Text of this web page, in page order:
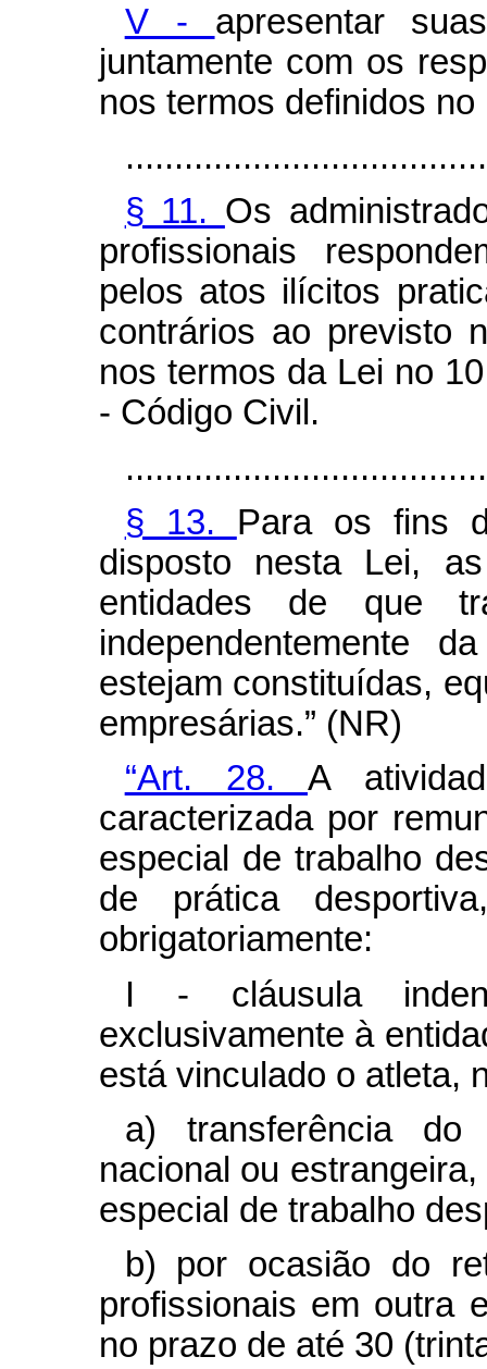
V - apresentar
juntamente com os
nos termos definidos
§ 11. Os
profissionais
pelos atos ilícitos
contrários ao previsto
nos termos da Lei no
- Código Civil.
§ 13. Para os fins
disposto nesta Lei,
entidades de que
independentemente
estejam constituídas,
empresárias.” (NR)
“Art. 28. A
caracterizada por
especial de trabalho
de prática
obrigatoriamente:
I - cláusula
exclusivamente à
está vinculado o atleta,
a) transferência do
nacional ou
especial de trabalho
b) por ocasião do
profissionais em outra
no prazo de até 30